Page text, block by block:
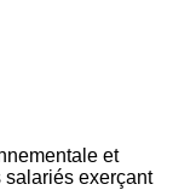
et
exerçant